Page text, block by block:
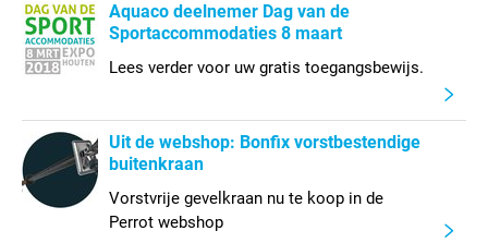
Aquaco deelnemer Dag van de
Sportaccommodaties 8 maart
Lees verder voor uw gratis toegangsbewijs.
Uit de webshop: Bonfix vorstbestendige
buitenkraan
Vorstvrije gevelkraan nu te koop in de
Perrot webshop